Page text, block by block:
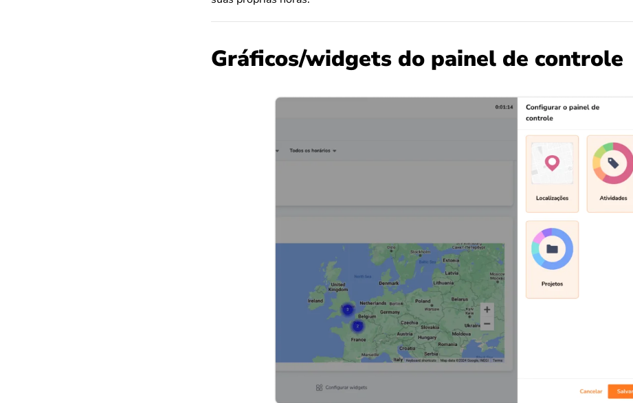
Gráficos/widgets do painel de controle